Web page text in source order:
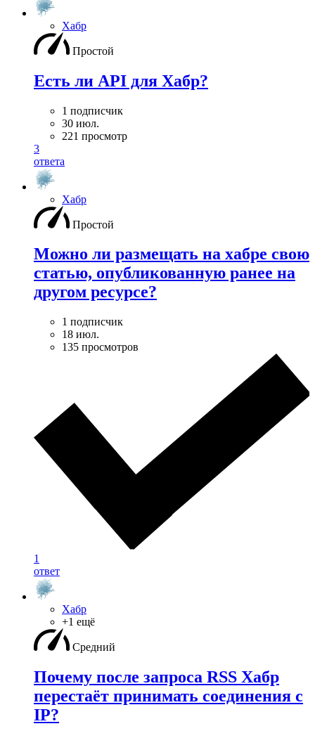
Хабр
Простой
Есть ли API для Хабр?
1 подписчик
30 июл.
221 просмотр
3
ответа
Хабр
Простой
Можно ли размещать на хабре свою
статью, опубликованную ранее на
другом ресурсе?
1 подписчик
18 июл.
135 просмотров
1
ответ
Хабр
+1 ещё
Средний
Почему после запроса RSS Хабр
перестаёт принимать соединения с
IP?